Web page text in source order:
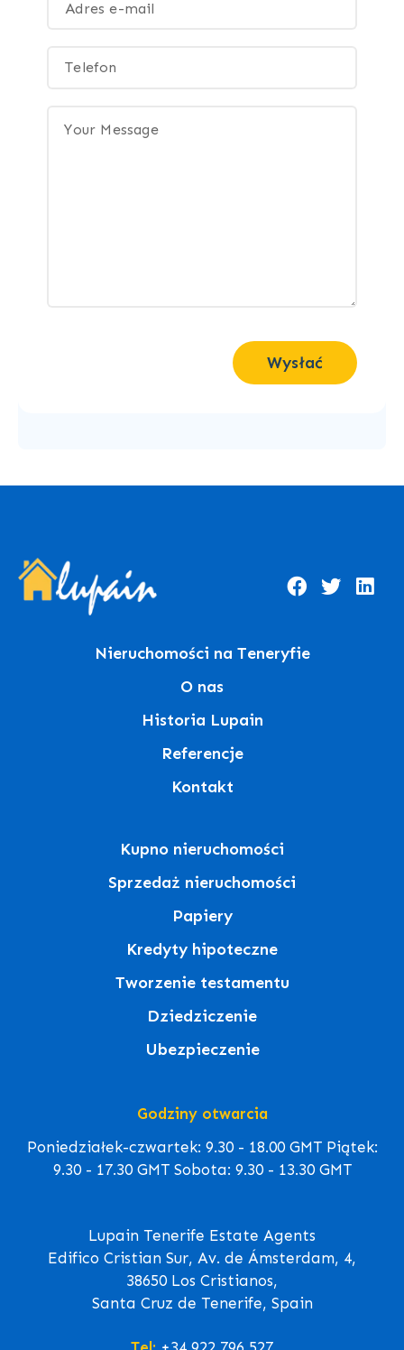
Wysłać
Nieruchomości na Teneryfie
O nas
Historia Lupain
Referencje
Kontakt
Kupno nieruchomości
Sprzedaż nieruchomości
Papiery
Kredyty hipoteczne
Tworzenie testamentu
Dziedziczenie
Ubezpieczenie
Godziny otwarcia
Poniedziałek-czwartek: 9.30 - 18.00 GMT Piątek:
9.30 - 17.30 GMT Sobota: 9.30 - 13.30 GMT
Lupain Tenerife Estate Agents
Edifico Cristian Sur, Av. de Ámsterdam, 4,
38650 Los Cristianos,
Santa Cruz de Tenerife, Spain